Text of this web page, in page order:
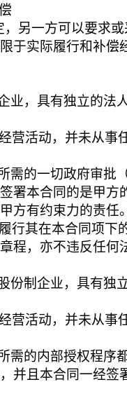
另一方可以要求
于实际履行和补偿
业，具有独立的法
营活动，并未从事
需的一切政府审批
署本合同的是甲方
方有约束力的责任
行其在本合同项下
程，亦不违反任何
份制企业，具有独
营活动，并未从事
需的内部授权程序
并且本合同一经签